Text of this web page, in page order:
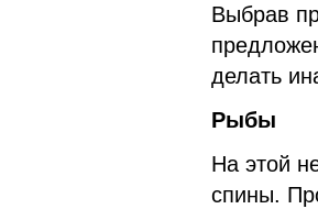
Выбрав
делать
Рыбы
На этой
спины.